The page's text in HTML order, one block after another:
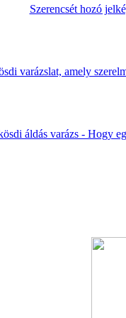
Szerencsét hozó
varázslat, amely
áldás varázs - Hogy